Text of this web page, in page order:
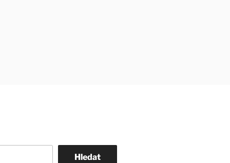
Hledat